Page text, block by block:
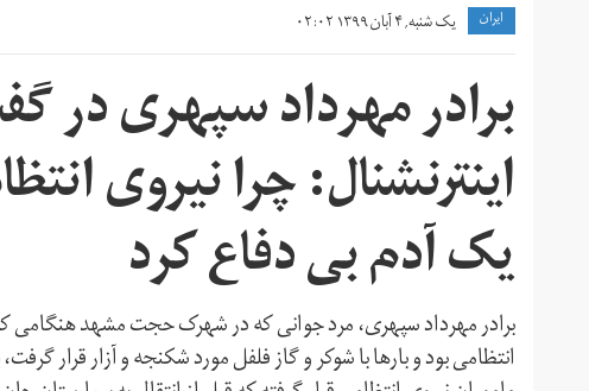
ايران یک شنبه, ۴ آبان ۱۳۹۹ ۰۲:۰۲
برادر مهرداد سپهری در
اینترنشنال: چرا نیروی
یک آدم بی دفاع کرد
برادر مهرداد سپهری، مرد جوانی که در شهرک حجت مشهد هنگامی که